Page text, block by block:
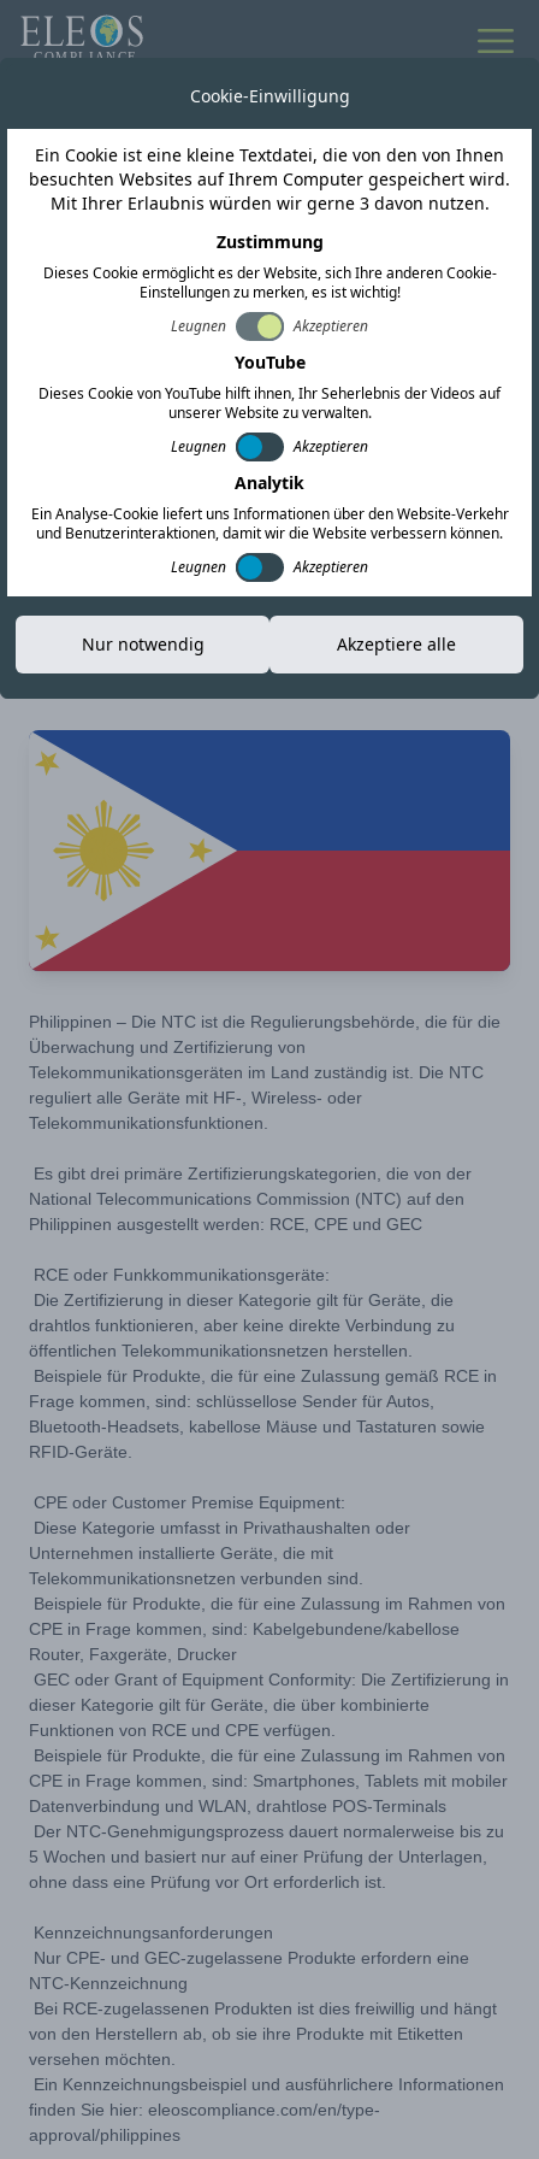
Grundlegendes zu den
Anforderungen für die
Typgenehmigung
08-OCT-25 Link kopieren
Philippinen – Die NTC ist die Regulierungsbehörde, die für die
Überwachung und Zertifizierung von
Telekommunikationsgeräten im Land zuständig ist. Die NTC
reguliert alle Geräte mit HF-, Wireless- oder
Telekommunikationsfunktionen.
Es gibt drei primäre Zertifizierungskategorien, die von der
National Telecommunications Commission (NTC) auf den
Philippinen ausgestellt werden: RCE, CPE und GEC
RCE oder Funkkommunikationsgeräte:
Die Zertifizierung in dieser Kategorie gilt für Geräte, die
drahtlos funktionieren, aber keine direkte Verbindung zu
öffentlichen Telekommunikationsnetzen herstellen.
Beispiele für Produkte, die für eine Zulassung gemäß RCE in
Frage kommen, sind: schlüssellose Sender für Autos,
Bluetooth-Headsets, kabellose Mäuse und Tastaturen sowie
RFID-Geräte.
CPE oder Customer Premise Equipment:
Diese Kategorie umfasst in Privathaushalten oder
Unternehmen installierte Geräte, die mit
Telekommunikationsnetzen verbunden sind.
Beispiele für Produkte, die für eine Zulassung im Rahmen von
CPE in Frage kommen, sind: Kabelgebundene/kabellose
Router, Faxgeräte, Drucker
GEC oder Grant of Equipment Conformity: Die Zertifizierung in
dieser Kategorie gilt für Geräte, die über kombinierte
Funktionen von RCE und CPE verfügen.
Beispiele für Produkte, die für eine Zulassung im Rahmen von
CPE in Frage kommen, sind: Smartphones, Tablets mit mobiler
Datenverbindung und WLAN, drahtlose POS-Terminals
Der NTC-Genehmigungsprozess dauert normalerweise bis zu
5 Wochen und basiert nur auf einer Prüfung der Unterlagen,
ohne dass eine Prüfung vor Ort erforderlich ist.
Kennzeichnungsanforderungen
Nur CPE- und GEC-zugelassene Produkte erfordern eine
NTC-Kennzeichnung
Bei RCE-zugelassenen Produkten ist dies freiwillig und hängt
von den Herstellern ab, ob sie ihre Produkte mit Etiketten
versehen möchten.
Ein Kennzeichnungsbeispiel und ausführlichere Informationen
finden Sie hier: eleoscompliance.com/en/type-
approval/philippines
Cookie-Einwilligung
Ein Cookie ist eine kleine Textdatei, die von den von Ihnen
besuchten Websites auf Ihrem Computer gespeichert wird.
Mit Ihrer Erlaubnis würden wir gerne 3 davon nutzen.
Zustimmung
Dieses Cookie ermöglicht es der Website, sich Ihre anderen Cookie-
Einstellungen zu merken, es ist wichtig!
Leugnen
Akzeptieren
YouTube
Dieses Cookie von YouTube hilft ihnen, Ihr Seherlebnis der Videos auf
unserer Website zu verwalten.
Leugnen
Akzeptieren
Analytik
Ein Analyse-Cookie liefert uns Informationen über den Website-Verkehr
und Benutzerinteraktionen, damit wir die Website verbessern können.
Leugnen
Akzeptieren
Nur notwendig Akzeptiere alle